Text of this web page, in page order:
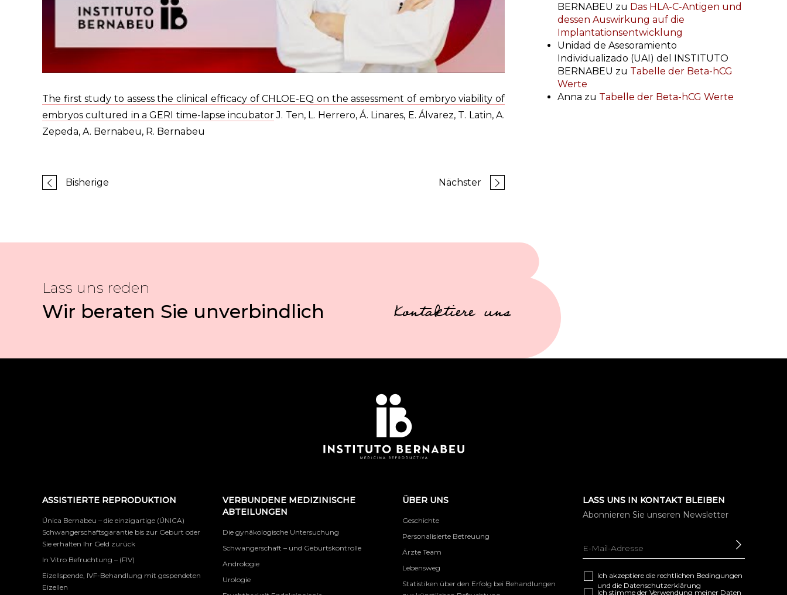
The first study to assess the clinical efficacy of CHLOE-EQ on the assessment of embryo viability of
embryos cultured in a GERI time-lapse incubatorJ. Ten, L. Herrero, Á. Linares, E. Álvarez, T. Latin, A.
Zepeda, A. Bernabeu, R. Bernabeu
Bisherige Nächster
BERNABEU zu Das HLA-C-Antigen und
dessen Auswirkung auf die
Implantationsentwicklung
Unidad de Asesoramiento
Individualizado (UAI) del INSTITUTO
BERNABEU zu Tabelle der Beta-hCG
Werte
Anna zu Tabelle der Beta-hCG Werte
Lass uns reden
Wir beraten Sie unverbindlich Kontaktiere uns
ASSISTIERTE REPRODUKTION
Única Bernabeu – die einzigartige (ÚNICA)
Schwangerschaftsgarantie bis zur Geburt oder
Sie erhalten Ihr Geld zurück
In Vitro Befruchtung – (FIV)
Eizellspende, IVF-Behandlung mit gespendeten
Eizellen
VERBUNDENE MEDIZINISCHE
ABTEILUNGEN
Die gynäkologische Untersuchung
Schwangerschaft – und Geburtskontrolle
Andrologie
Urologie
ÜBER UNS
Geschichte
Personalisierte Betreuung
Ärzte Team
Lebensweg
Statistiken über den Erfolg bei Behandlungen
LASS UNS IN KONTAKT BLEIBEN
Abonnieren Sie unseren Newsletter
Ich akzeptiere die rechtlichen Bedingungen
und die Datenschutzerklärung
Ich stimme der Verwendung meiner Daten